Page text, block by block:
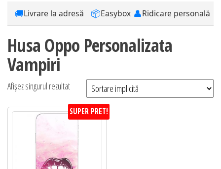
🚚Livrare la adresă 📦Easybox 👤Ridicare personală
Husa Oppo Personalizata
Vampiri
Afișez singurul rezultat
SUPER PRET!